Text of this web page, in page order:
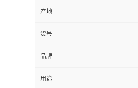
产地
货号
品牌
用途